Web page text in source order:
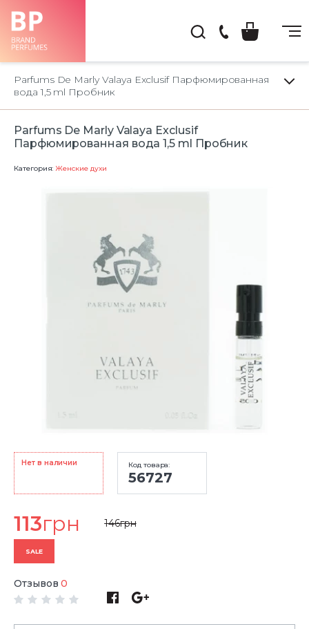
66-
22
Parfums De Marly Valaya Exclusif Парфюмированная
вода 1,5 ml Пробник
Parfums De Marly Valaya Exclusif
Парфюмированная вода 1,5 ml Пробник
Категория: Женские духи
Нет в наличии Код товара:
56727
113грн 146грн
SALE
Отзывов 0